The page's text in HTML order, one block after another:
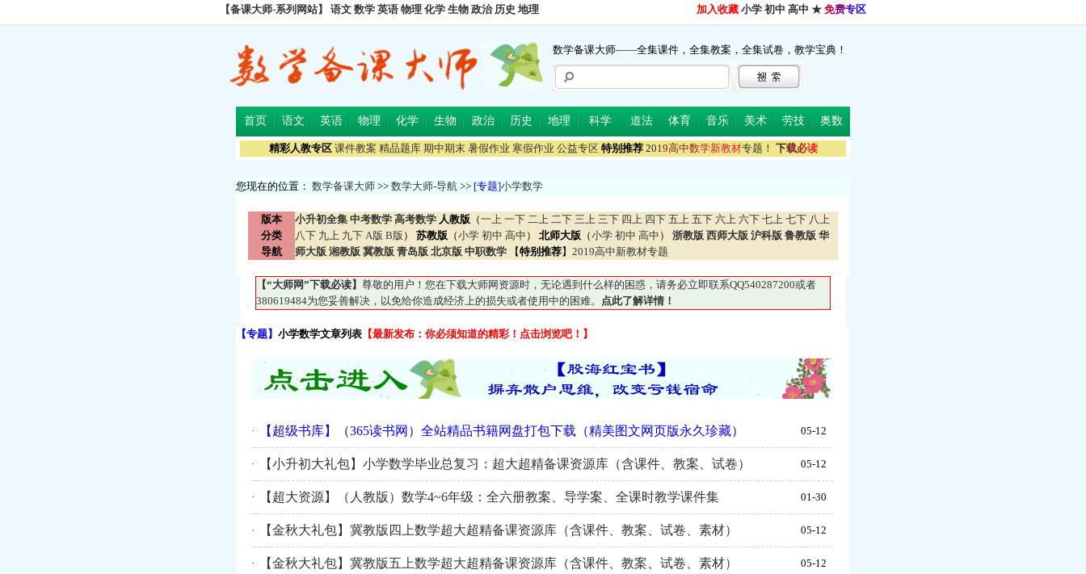
【备课大师-系列网站】 语文 数学 英语 物理 化学 生物 政治 历史 地理 加入收藏 小学 初中 高中 ★ 免费专区
数学备课大师——全集课件，全集教案，全集试卷，教学宝典！
首页 语文 英语 物理 化学 生物 政治 历史 地理 科学 道法 体育 音乐 美术 劳技 奥数
精彩人教专区 课件教案 精品题库 期中期末 暑假作业 寒假作业 公益专区 特别推荐 2019高中数学新教材专题！ 下载必读
您现在的位置： 数学备课大师 >> 数学大师-导航 >> [专题]小学数学
版本
分类
导航
小升初全集 中考数学 高考数学 人教版 （一上 一下 二上 二下 三上 三下 四上 四下 五上 五下 六上 六下 七上 七下 八上
八下 九上 九下 A版 B版 ） 苏教版 （小学 初中 高中 ） 北师大版 （小学 初中 高中 ） 浙教版 西师大版 沪科版 鲁教版 华
师大版 湘教版 冀教版 青岛版 北京版 中职数学 【特别推荐】 2019高中新教材专题
【“大师网”下载必读】 尊敬的用户！您在下载大师网资源时，无论遇到什么样的困惑，请务必立即联系QQ540287200或者
380619484为您妥善解决，以免给你造成经济上的损失或者使用中的困难。 点此了解详情！
【专题】 小学数学文章列表 【最新发布：你必须知道的精彩！点击浏览吧！】
· 【超级书库】（365读书网）全站精品书籍网盘打包下载（精美图文网页版永久珍藏） 05-12
· 【小升初大礼包】小学数学毕业总复习：超大超精备课资源库（含课件、教案、试卷） 05-12
· 【超大资源】（人教版）数学4~6年级：全六册教案、导学案、全课时教学课件集 01-30
· 【金秋大礼包】冀教版四上数学超大超精备课资源库（含课件、教案、试卷、素材） 05-12
· 【金秋大礼包】冀教版五上数学超大超精备课资源库（含课件、教案、试卷、素材） 05-12